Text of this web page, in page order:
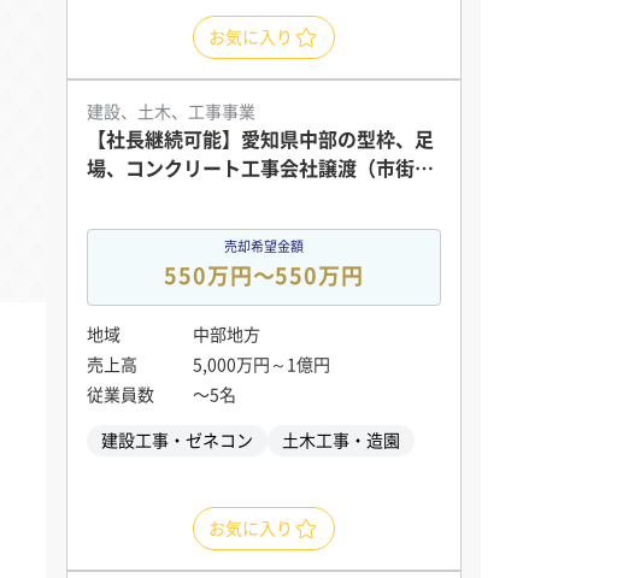
お気に入り
建設、土木、工事事業
【社長継続可能】愛知県中部の型枠、足
場、コンクリート工事会社譲渡（市街化
売却希望金額
550万円〜550万円
地域
中部地方
売上高
5,000万円～1億円
従業員数
〜5名
建設工事・ゼネコン 土木工事・造園
お気に入り